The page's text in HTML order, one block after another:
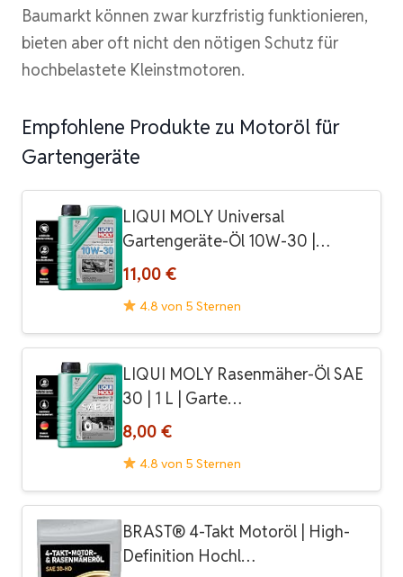
Baumarkt können zwar kurzfristig funktionieren,
bieten aber oft nicht den nötigen Schutz für
hochbelastete Kleinstmotoren.
Empfohlene Produkte zu Motoröl für
Gartengeräte
LIQUI MOLY Universal
Gartengeräte-Öl 10W-30 |…
11,00 €
4.8 von 5 Sternen
LIQUI MOLY Rasenmäher-Öl SAE
30 | 1 L | Garte…
8,00 €
4.8 von 5 Sternen
BRAST® 4-Takt Motoröl | High-
Definition Hochl…